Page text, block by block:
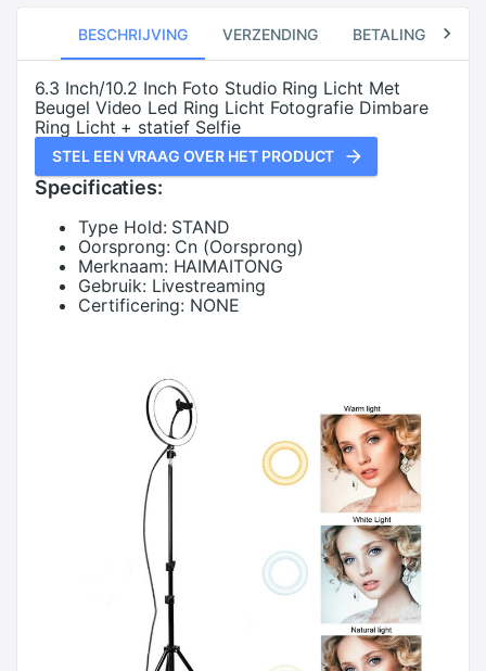
BESCHRIJVING VERZENDING BETALING
6.3 Inch/10.2 Inch Foto Studio Ring Licht Met
Beugel Video Led Ring Licht Fotografie Dimbare
Ring Licht + statief Selfie
STEL EEN VRAAG OVER HET PRODUCT
Specificaties:
Type Hold: STAND
Oorsprong: Cn (Oorsprong)
Merknaam: HAIMAITONG
Gebruik: Livestreaming
Certificering: NONE